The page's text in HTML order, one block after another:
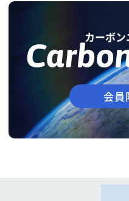
カーボ
会員